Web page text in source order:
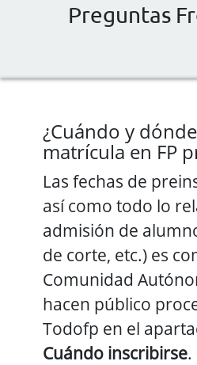
Preguntas
¿Cuándo y
matrícula en FP
Las fechas de
así como todo lo
admisión de
de corte, etc.) es
Comunidad
hacen público
Todofp en el
Cuándo inscribirse.